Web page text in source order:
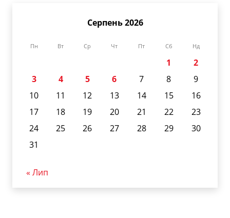
Серпень 2026
Пн Вт Ср Чт Пт Сб Нд
1
2
3
4 5 6 7 8
9
10
11 12 13 14 15
16
17
18 19 20 21 22
23
24
25 26 27 28 29
30
31
« Лип